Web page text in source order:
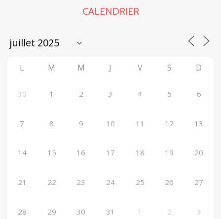
CALENDRIER
L M M J V S D
30 1 2 3 4 5 6
7 8 9 10 11 12 13
14 15 16 17 18 19 20
21 22 23 24 25 26 27
28 29 30 31 1 2 3